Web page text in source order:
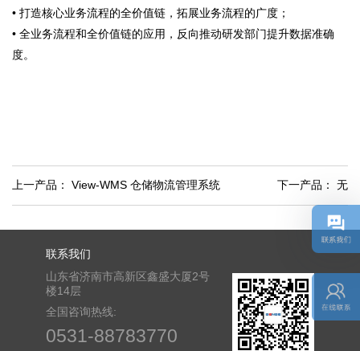
• 打造核心业务流程的全价值链，拓展业务流程的广度；
• 全业务流程和全价值链的应用，反向推动研发部门提升数据准确
度。
上一产品： View-WMS 仓储物流管理系统 下一产品： 无
联系我们
山东省济南市高新区鑫盛大厦2号
楼14层
全国咨询热线:
0531-88783770